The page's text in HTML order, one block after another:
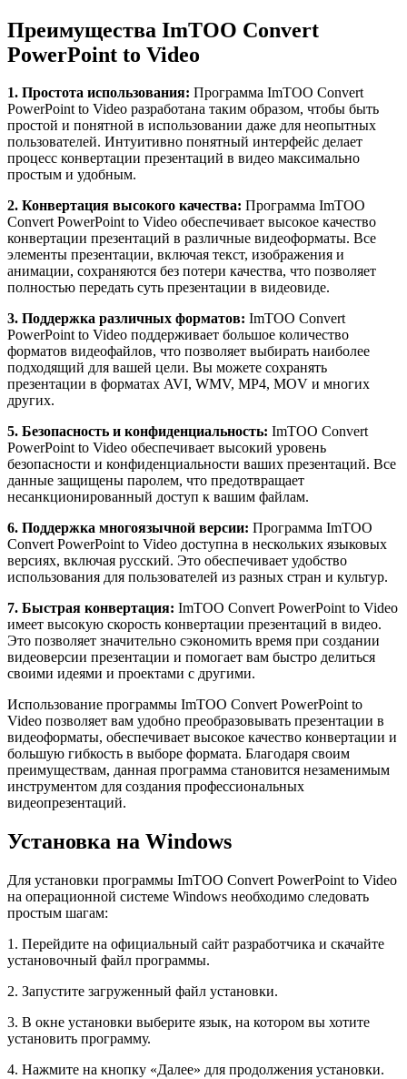
Преимущества ImTOO Convert
PowerPoint to Video
1. Простота использования: Программа ImTOO Convert
PowerPoint to Video разработана таким образом, чтобы быть
простой и понятной в использовании даже для неопытных
пользователей. Интуитивно понятный интерфейс делает
процесс конвертации презентаций в видео максимально
простым и удобным.
2. Конвертация высокого качества: Программа ImTOO
Convert PowerPoint to Video обеспечивает высокое качество
конвертации презентаций в различные видеоформаты. Все
элементы презентации, включая текст, изображения и
анимации, сохраняются без потери качества, что позволяет
полностью передать суть презентации в видеовиде.
3. Поддержка различных форматов: ImTOO Convert
PowerPoint to Video поддерживает большое количество
форматов видеофайлов, что позволяет выбирать наиболее
подходящий для вашей цели. Вы можете сохранять
презентации в форматах AVI, WMV, MP4, MOV и многих
других.
5. Безопасность и конфиденциальность: ImTOO Convert
PowerPoint to Video обеспечивает высокий уровень
безопасности и конфиденциальности ваших презентаций. Все
данные защищены паролем, что предотвращает
несанкционированный доступ к вашим файлам.
6. Поддержка многоязычной версии: Программа ImTOO
Convert PowerPoint to Video доступна в нескольких языковых
версиях, включая русский. Это обеспечивает удобство
использования для пользователей из разных стран и культур.
7. Быстрая конвертация: ImTOO Convert PowerPoint to Video
имеет высокую скорость конвертации презентаций в видео.
Это позволяет значительно сэкономить время при создании
видеоверсии презентации и помогает вам быстро делиться
своими идеями и проектами с другими.
Использование программы ImTOO Convert PowerPoint to
Video позволяет вам удобно преобразовывать презентации в
видеоформаты, обеспечивает высокое качество конвертации и
большую гибкость в выборе формата. Благодаря своим
преимуществам, данная программа становится незаменимым
инструментом для создания профессиональных
видеопрезентаций.
Установка на Windows
Для установки программы ImTOO Convert PowerPoint to Video
на операционной системе Windows необходимо следовать
простым шагам:
1. Перейдите на официальный сайт разработчика и скачайте
установочный файл программы.
2. Запустите загруженный файл установки.
3. В окне установки выберите язык, на котором вы хотите
установить программу.
4. Нажмите на кнопку «Далее» для продолжения установки.